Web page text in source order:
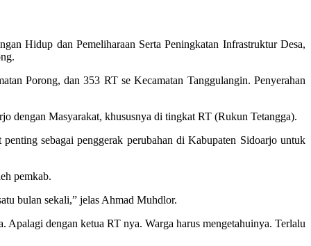
Hidup dan Pemeliharaan Serta Peningkatan Infrastruktur Desa,
Porong, dan 353 RT se Kecamatan Tanggulangin. Penyerahan
dengan Masyarakat, khususnya di tingkat RT (Rukun Tetangga).
sebagai penggerak perubahan di Kabupaten Sidoarjo untuk
pemkab.
bulan sekali,” jelas Ahmad Muhdlor.
dengan ketua RT nya. Warga harus mengetahuinya. Terlalu